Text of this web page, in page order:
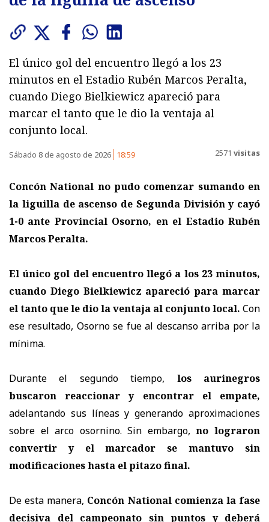
El único gol del encuentro llegó a los 23
minutos en el Estadio Rubén Marcos Peralta,
cuando Diego Bielkiewicz apareció para
marcar el tanto que le dio la ventaja al
conjunto local.
Sábado 8 de agosto de 2026 18:59 2571 visitas
Concón National no pudo comenzar sumando en
la liguilla de ascenso de Segunda División y cayó
1-0 ante Provincial Osorno, en el Estadio Rubén
Marcos Peralta.
El único gol del encuentro llegó a los 23 minutos,
cuando Diego Bielkiewicz apareció para marcar
el tanto que le dio la ventaja al conjunto local. Con
ese resultado, Osorno se fue al descanso arriba por la
mínima.
Durante el segundo tiempo, los aurinegros
buscaron reaccionar y encontrar el empate,
adelantando sus líneas y generando aproximaciones
sobre el arco osornino. Sin embargo,no lograron
convertir y el marcador se mantuvo sin
modificaciones hasta el pitazo final.
De esta manera, Concón National comienza la fase
decisiva del campeonato sin puntos y deberá